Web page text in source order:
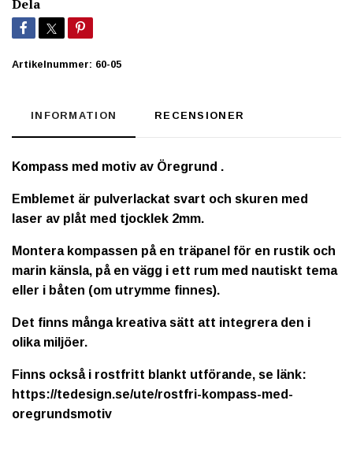
Dela
Artikelnummer: 60-05
INFORMATION RECENSIONER
Kompass med motiv av Öregrund .
Emblemet är pulverlackat svart och skuren med
laser av plåt med tjocklek 2mm.
Montera kompassen på en träpanel för en rustik och
marin känsla, på en vägg i ett rum med nautiskt tema
eller i båten (om utrymme finnes).
Det finns många kreativa sätt att integrera den i
olika miljöer.
Finns också i rostfritt blankt utförande, se länk:
https://tedesign.se/ute/rostfri-kompass-med-
oregrundsmotiv